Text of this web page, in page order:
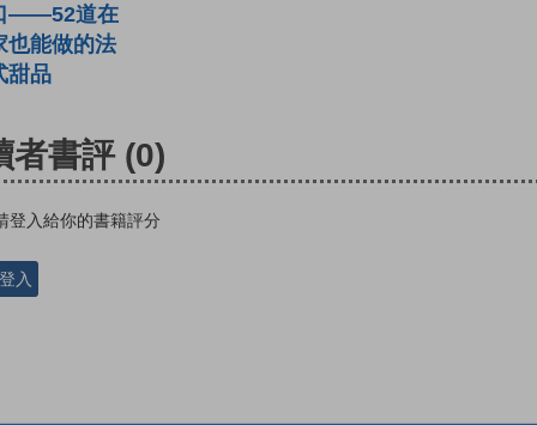
——52道在
也能做的法
甜品
者書評 (0)
登入給你的書籍評分
入